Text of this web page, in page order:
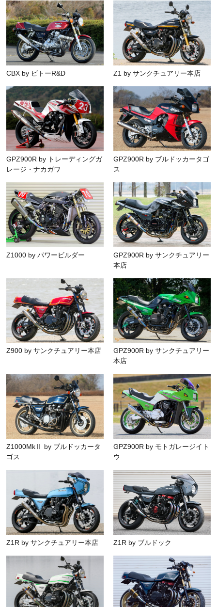
CBX by ビトーR&D Z1 by サンクチュアリー本店
GPZ900R by トレーディングガ
レージ・ナカガワ
GPZ900R by ブルドッカータゴ
ス
Z1000 by パワービルダー
GPZ900R by サンクチュアリー
本店
Z900 by サンクチュアリー本店
GPZ900R by サンクチュアリー
本店
Z1000MkⅡ by ブルドッカータ
ゴス
GPZ900R by モトガレージイト
ウ
Z1R by サンクチュアリー本店 Z1R by ブルドック